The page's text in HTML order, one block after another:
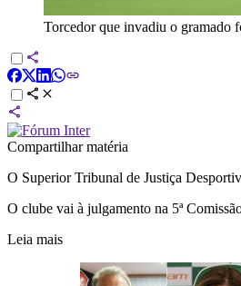
Torcedor que invadiu o gramado
Compartilhar matéria
O Superior Tribunal de Justiça
O clube vai à julgamento na 5ª
Leia mais